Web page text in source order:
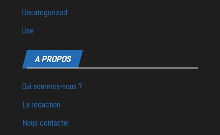
Uncategorized
Une
A PROPOS
Qui sommes-nous ?
La rédaction
Nous contacter